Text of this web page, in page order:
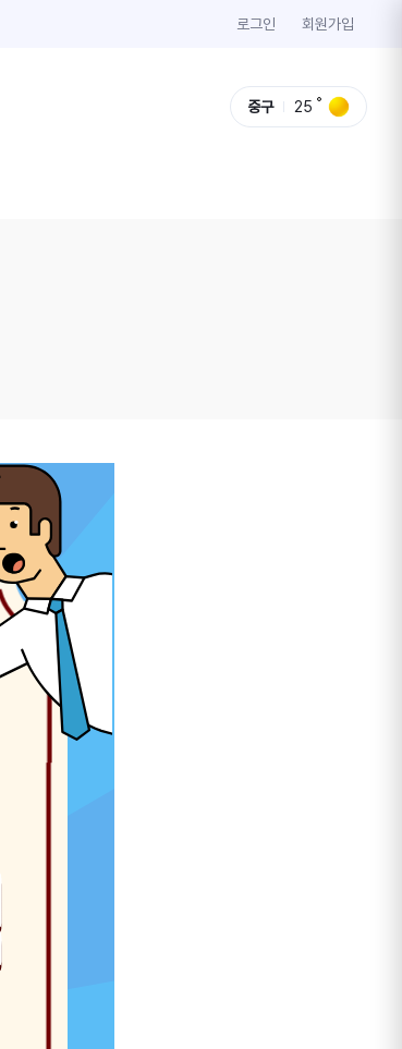
로그인 회원가입
중구 25